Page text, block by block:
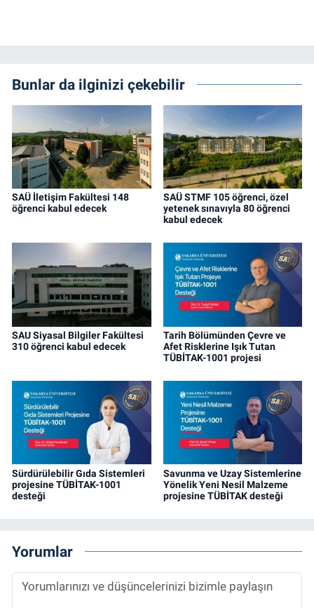
Bunlar da ilginizi çekebilir
SAÜ İletişim Fakültesi 148
öğrenci kabul edecek
SAÜ STMF 105 öğrenci, özel
yetenek sınavıyla 80 öğrenci
kabul edecek
SAU Siyasal Bilgiler Fakültesi
310 öğrenci kabul edecek
Tarih Bölümünden Çevre ve
Afet Risklerine Işık Tutan
TÜBİTAK-1001 projesi
Sürdürülebilir Gıda Sistemleri
projesine TÜBİTAK-1001
desteği
Savunma ve Uzay Sistemlerine
Yönelik Yeni Nesil Malzeme
projesine TÜBİTAK desteği
Yorumlar